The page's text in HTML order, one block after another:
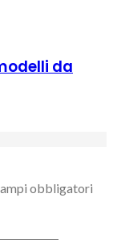
da
obbligatori